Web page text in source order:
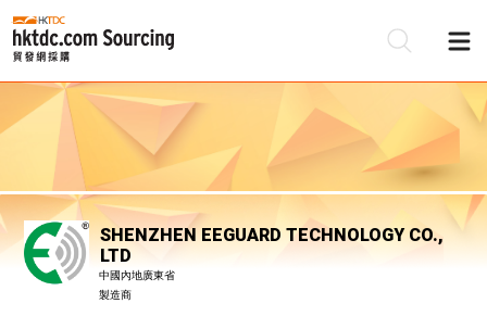
SHENZHEN EEGUARD TECHNOLOGY CO.,
LTD
中國內地廣東省
製造商